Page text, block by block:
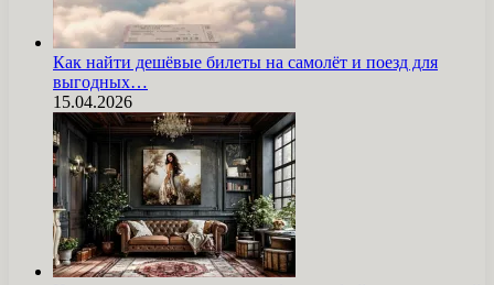
Как найти дешёвые билеты на самолёт и поезд для
выгодных…
15.04.2026